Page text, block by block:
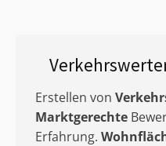
Erstellen von
Marktgerechte
Erfahrung.